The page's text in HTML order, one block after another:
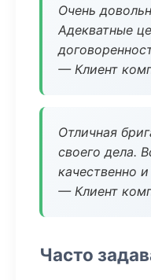
Очень
Адекватные
— Клиент
Отличная
своего дела.
качественно
— Клиент
Часто